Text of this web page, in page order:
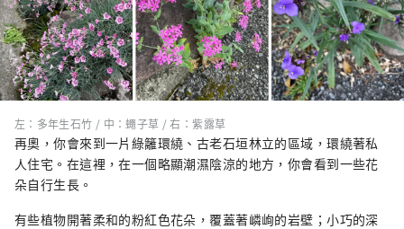
左：多年生石竹 / 中：蠅子草 / 右：紫露草
再奧，你會來到一片綠籬環繞、古老石垣林立的區域，環繞著私
人住宅。在這裡，在一個略顯潮濕陰涼的地方，你會看到一些花
朵自行生長。
有些植物開著柔和的粉紅色花朵，覆蓋著嶙峋的岩壁；小巧的深